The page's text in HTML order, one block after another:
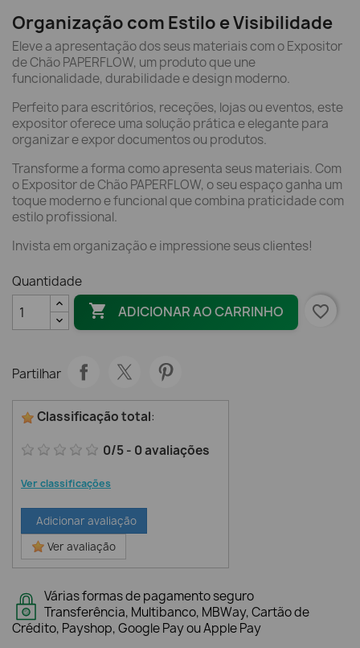
Organização com Estilo e Visibilidade
Eleve a apresentação dos seus materiais com o Expositor
de Chão PAPERFLOW, um produto que une
funcionalidade, durabilidade e design moderno.
Perfeito para escritórios, receções, lojas ou eventos, este
expositor oferece uma solução prática e elegante para
organizar e expor documentos ou produtos.
Transforme a forma como apresenta seus materiais. Com
o Expositor de Chão PAPERFLOW, o seu espaço ganha um
toque moderno e funcional que combina praticidade com
estilo profissional.
Invista em organização e impressione seus clientes!
Quantidade
 ADICIONAR AO CARRINHO favorite_border
Partilhar
Classificação total:
0/5- 0avaliações
Ver classificações
Adicionar avaliação
Ver avaliação
Várias formas de pagamento seguro
Transferência, Multibanco, MBWay, Cartão de
Crédito, Payshop, Google Pay ou Apple Pay